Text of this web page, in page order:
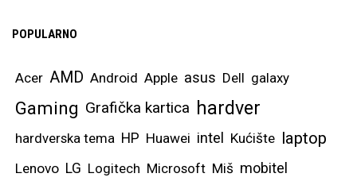
POPULARNO
Acer AMD Android Apple asus Dell galaxy
Gaming Grafička kartica hardver
hardverska tema HP Huawei intel Kućište laptop
Lenovo LG Logitech Microsoft Miš mobitel